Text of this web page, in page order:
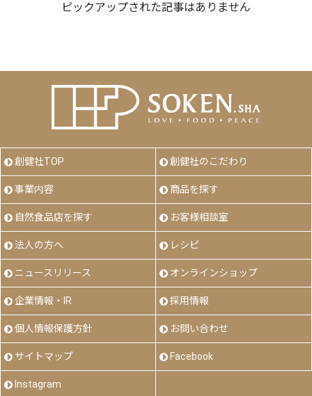
ピックアップされた記事はありません
創健社TOP 創健社のこだわり
事業内容 商品を探す
自然食品店を探す お客様相談室
法人の方へ レシピ
ニュースリリース オンラインショップ
企業情報・IR 採用情報
個人情報保護方針 お問い合わせ
サイトマップ Facebook
Instagram